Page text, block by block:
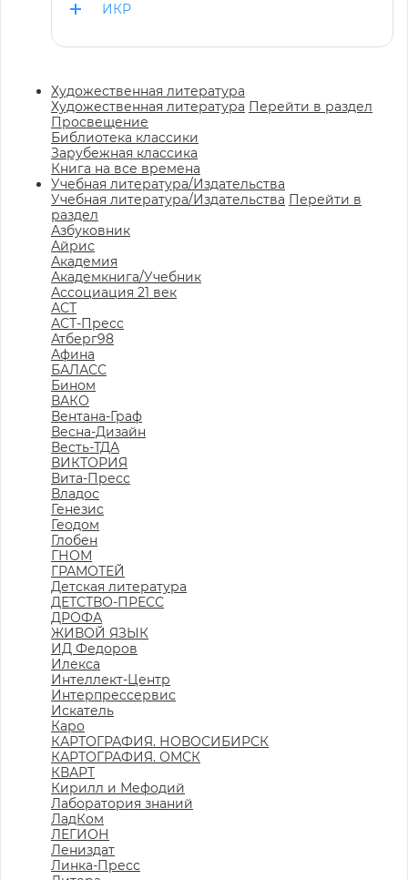
ИКР
Художественная литература
Художественная литература Перейти в раздел
Просвещение
Библиотека классики
Зарубежная классика
Книга на все времена
Учебная литература/Издательства
Учебная литература/Издательства Перейти в
раздел
Азбуковник
Айрис
Академия
Академкнига/Учебник
Ассоциация 21 век
АСТ
АСТ-Пресс
Атберг98
Афина
БАЛАСС
Бином
ВАКО
Вентана-Граф
Весна-Дизайн
Весть-ТДА
ВИКТОРИЯ
Вита-Пресс
Владос
Генезис
Геодом
Глобен
ГНОМ
ГРАМОТЕЙ
Детская литература
ДЕТСТВО-ПРЕСС
ДРОФА
ЖИВОЙ ЯЗЫК
ИД Федоров
Илекса
Интеллект-Центр
Интерпрессервис
Искатель
Каро
КАРТОГРАФИЯ. НОВОСИБИРСК
КАРТОГРАФИЯ. ОМСК
КВАРТ
Кирилл и Мефодий
Лаборатория знаний
ЛадКом
ЛЕГИОН
Лениздат
Линка-Пресс